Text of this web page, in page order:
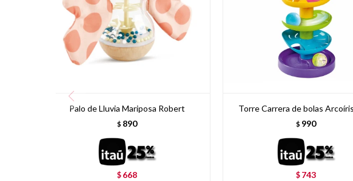
Palo de Lluvia Mariposa Robert
$ 890
$ 668
Torre Carrera de bolas
$ 990
$ 743